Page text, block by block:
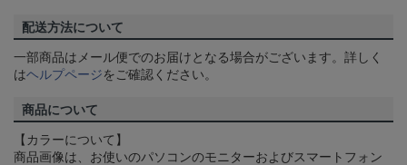
配送方法について
一部商品はメール便でのお届けとなる場合がございます。詳しく
はヘルプページをご確認ください。
商品について
【カラーについて】
商品画像は、お使いのパソコンのモニターおよびスマートフォン